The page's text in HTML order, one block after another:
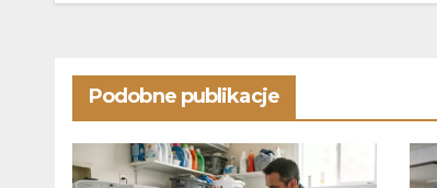
Podobne publikacje